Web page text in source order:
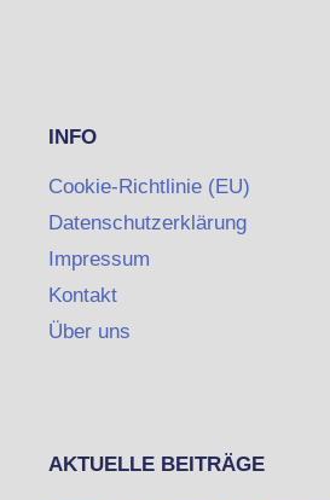
INFO
Cookie-Richtlinie (EU)
Datenschutzerklärung
Impressum
Kontakt
Über uns
AKTUELLE BEITRÄGE